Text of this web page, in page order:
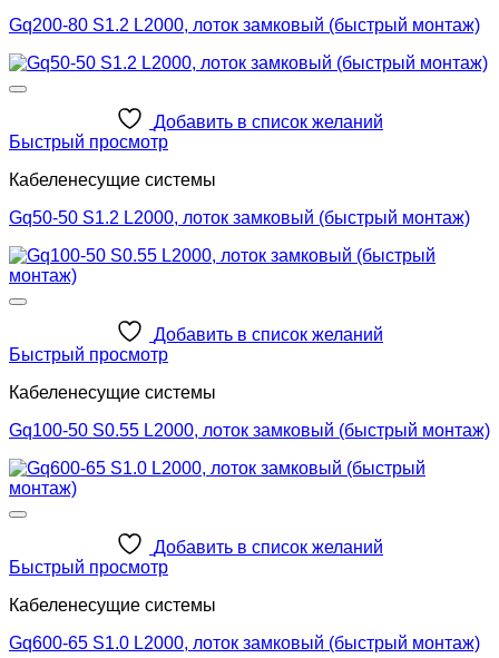
Gq200-80 S1.2 L2000, лоток замковый (быстрый монтаж)
Добавить в список желаний
Быстрый просмотр
Кабеленесущие системы
Gq50-50 S1.2 L2000, лоток замковый (быстрый монтаж)
Добавить в список желаний
Быстрый просмотр
Кабеленесущие системы
Gq100-50 S0.55 L2000, лоток замковый (быстрый монтаж)
Добавить в список желаний
Быстрый просмотр
Кабеленесущие системы
Gq600-65 S1.0 L2000, лоток замковый (быстрый монтаж)